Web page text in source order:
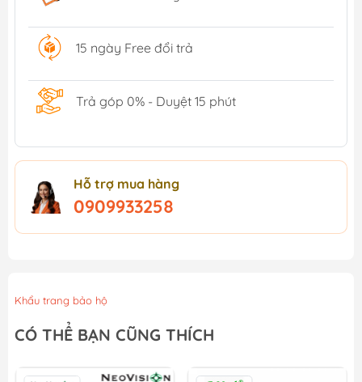
15 ngày Free đổi trả
Trả góp 0% - Duyệt 15 phút
Hỗ trợ mua hàng
0909933258
Khẩu trang bảo hộ
CÓ THỂ BẠN CŨNG THÍCH